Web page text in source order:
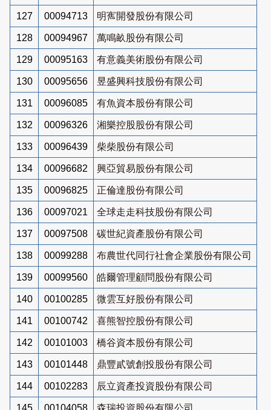
127 00094713 明寯開發股份有限公司
128 00094967 萬鳴畝股份有限公司
129 00095163 有意義美術股份有限公司
130 00095656 昱盛興科技股份有限公司
131 00096085 有魚資本股份有限公司
132 00096326 湘樂控股股份有限公司
133 00096439 柴柴股份有限公司
134 00096682 興亞貿易股份有限公司
135 00096825 正倫達股份有限公司
136 00097021 全球走走科技股份有限公司
137 00097508 碳世紀資產股份有限公司
138 00099288 布農世代同行社會企業股份有限公司
139 00099560 皓爾管理顧問股份有限公司
140 00100285 微雲互好股份有限公司
141 00100742 喜熊智控股份有限公司
142 00101003 橋谷資本股份有限公司
143 00101448 鼎豐貳號創投股份有限公司
144 00102283 辰立資產投資股份有限公司
145 00104058 森瑞投資股份有限公司